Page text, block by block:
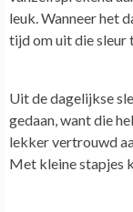
leuk. Wanneer het
tijd om uit die sleur
Uit de dagelijkse
gedaan, want die
lekker vertrouwd
Met kleine stapjes